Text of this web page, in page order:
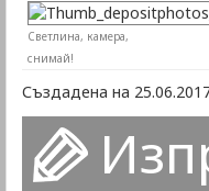
Светлина, камера,
снимай!
Създадена на